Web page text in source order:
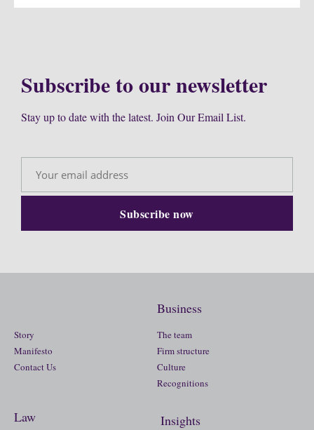
Subscribe to our newsletter
Stay up to date with the latest. Join Our Email List.
Story
Manifesto
Contact Us
Business
The team
Firm structure
Culture
Recognitions
Law Insights